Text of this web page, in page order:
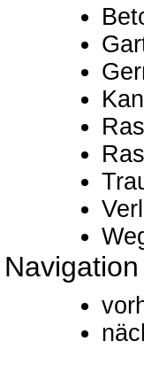
Navigation